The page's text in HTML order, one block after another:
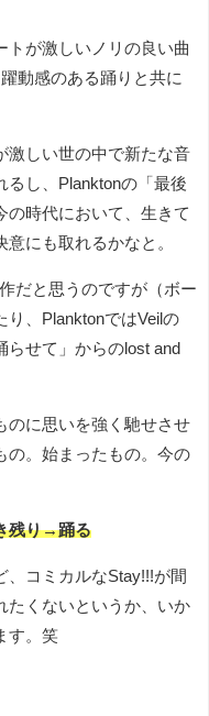
トが激しいノリの良い曲
動感のある踊りと共に
激しい世の中で新たな音
るし、Planktonの「最後
の時代において、生きて
にも取れるかなと。
だと思うのですが（ボー
り、PlanktonではVeilの
らせて」からのlost and
のに思いを強く馳せさせ
の。始まったもの。今の
残り→踊る
、コミカルなStay!!!が間
たくないというか、いか
す。笑